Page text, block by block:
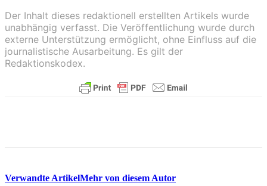
Der Inhalt dieses redaktionell erstellten Artikels wurde
unabhängig verfasst. Die Veröffentlichung wurde durch
externe Unterstützung ermöglicht, ohne Einfluss auf die
journalistische Ausarbeitung. Es gilt der
Redaktionskodex.
Verwandte ArtikelMehr von diesem Autor